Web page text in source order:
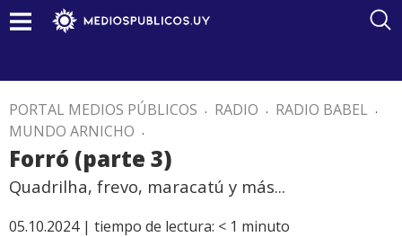
PORTAL MEDIOS PÚBLICOS . RADIO . RADIO BABEL .
MUNDO ARNICHO .
Forró (parte 3)
Quadrilha, frevo, maracatú y más...
05.10.2024 | tiempo de lectura: < 1 minuto